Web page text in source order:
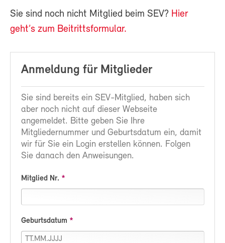
Sie sind noch nicht Mitglied beim SEV? Hier
geht’s zum Beitrittsformular.
Anmeldung für Mitglieder
Sie sind bereits ein SEV-Mitglied, haben sich
aber noch nicht auf dieser Webseite
angemeldet. Bitte geben Sie Ihre
Mitgliedernummer und Geburtsdatum ein, damit
wir für Sie ein Login erstellen können. Folgen
Sie danach den Anweisungen.
Mitglied Nr.
Geburtsdatum